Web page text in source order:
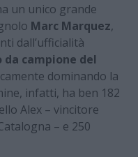
un unico grande
Marc Marquez,
dall’ufficialità
campione del
dominando la
infatti, ha ben 182
Alex – vincitore
– e 250